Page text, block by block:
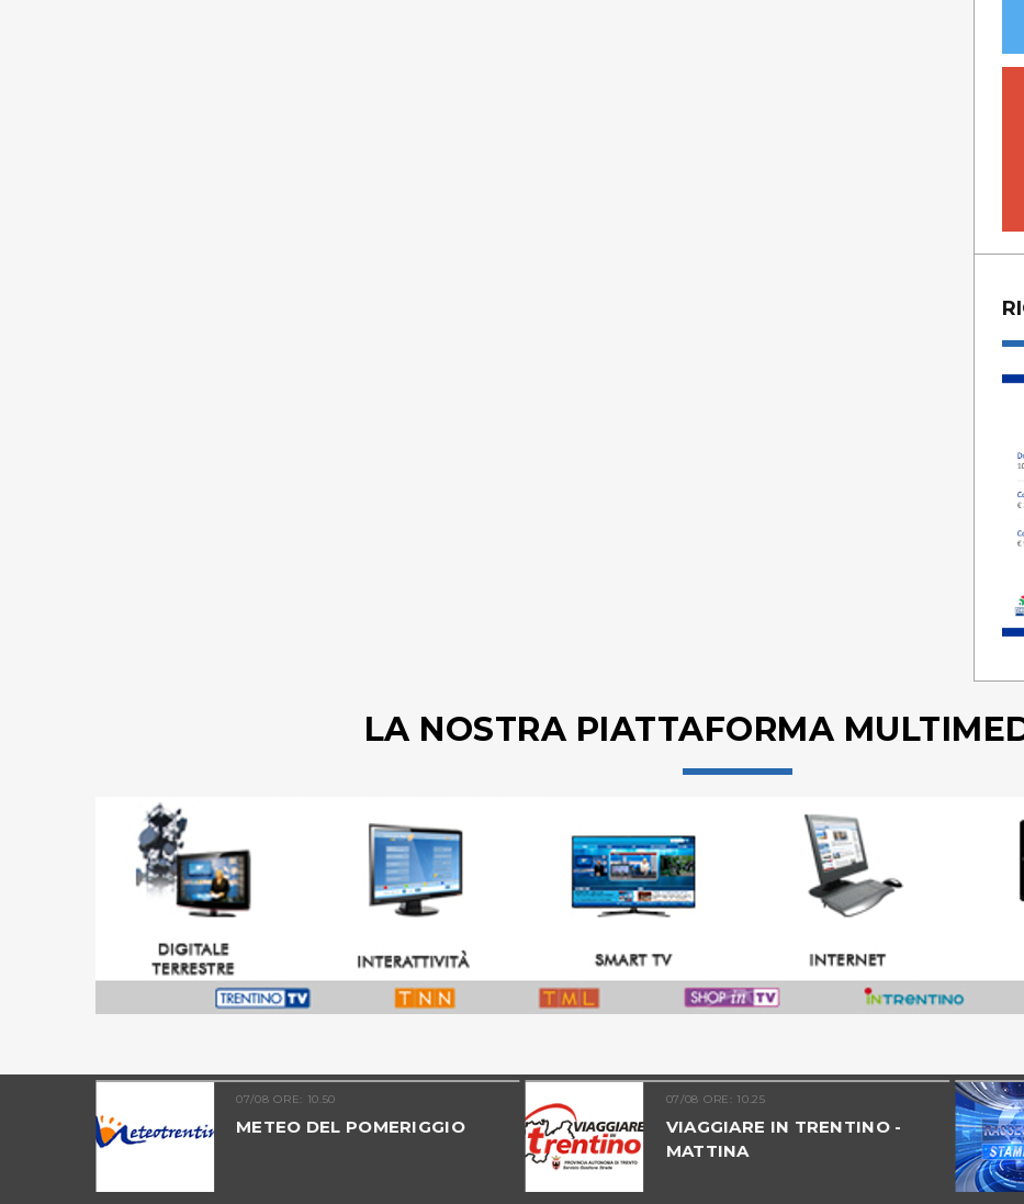
LA NOSTRA PIATTAFORMA
07/08 ORE: 10.50
METEO DEL POMERIGGIO
07/08 ORE: 10.25
VIAGGIARE IN TRENTINO -
MATTINA